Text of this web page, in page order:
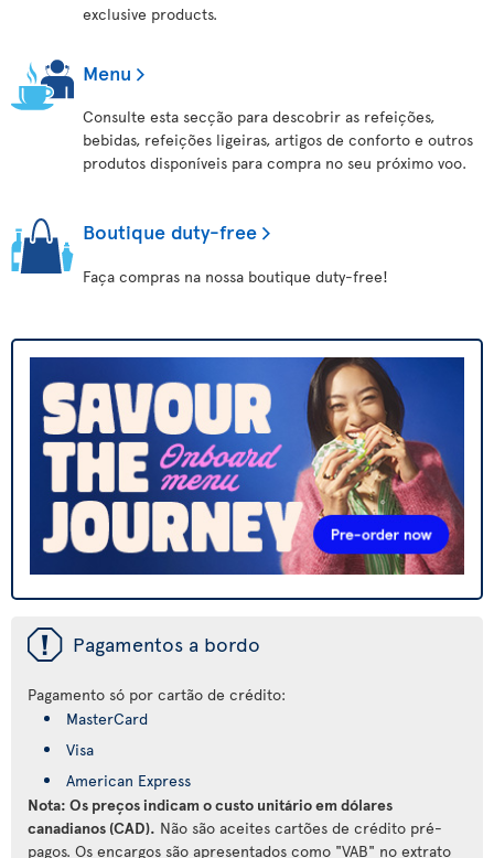
exclusive products.
Menu
Consulte esta secção para descobrir as refeições,
bebidas, refeições ligeiras, artigos de conforto e outros
produtos disponíveis para compra no seu próximo voo.
Boutique duty-free
Faça compras na nossa boutique duty-free!
ü Pagamentos a bordo
Pagamento só por cartão de crédito:
MasterCard
Visa
American Express
Nota: Os preços indicam o custo unitário em dólares
canadianos (CAD). Não são aceites cartões de crédito pré-
pagos. Os encargos são apresentados como "VAB" no extrato